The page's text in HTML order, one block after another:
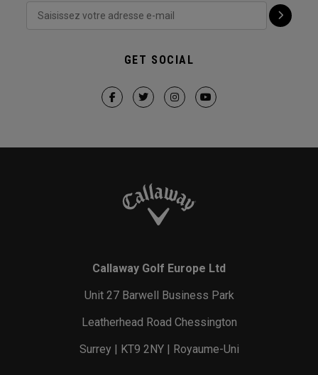
GET SOCIAL
Callaway Golf Europe Ltd
Unit 27 Barwell Business Park
Leatherhead Road Chessington
Surrey | KT9 2NY | Royaume-Uni